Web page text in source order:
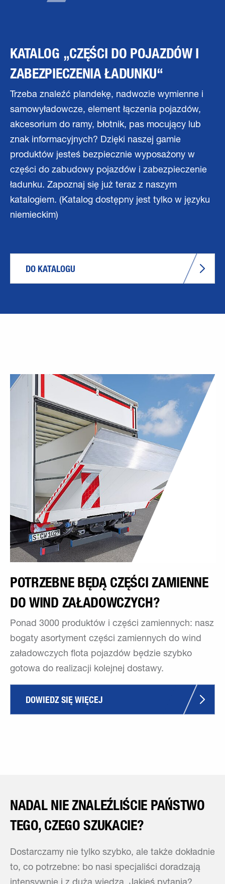
KATALOG „CZĘŚCI DO POJAZDÓW I
ZABEZPIECZENIA ŁADUNKU“
Trzeba znaleźć plandekę, nadwozie wymienne i
samowyładowcze, element łączenia pojazdów,
akcesorium do ramy, błotnik, pas mocujący lub
znak informacyjnych? Dzięki naszej gamie
produktów jesteś bezpiecznie wyposażony w
części do zabudowy pojazdów i zabezpieczenie
ładunku. Zapoznaj się już teraz z naszym
katalogiem. (Katalog dostępny jest tylko w języku
niemieckim)
DO KATALOGU
POTRZEBNE BĘDĄ CZĘŚCI ZAMIENNE
DO WIND ZAŁADOWCZYCH?
Ponad 3000 produktów i części zamiennych: nasz
bogaty asortyment części zamiennych do wind
załadowczych flota pojazdów będzie szybko
gotowa do realizacji kolejnej dostawy.
DOWIEDZ SIĘ WIĘCEJ
NADAL NIE ZNALEŹLIŚCIE PAŃSTWO
TEGO, CZEGO SZUKACIE?
Dostarczamy nie tylko szybko, ale także dokładnie
to, co potrzebne: bo nasi specjaliści doradzają